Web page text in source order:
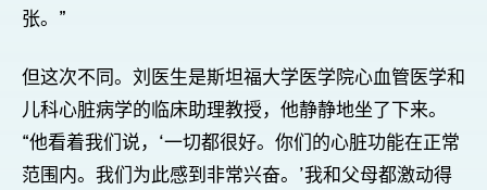
张。”
但这次不同。刘医生是斯坦福大学医学院心血管医学和
儿科心脏病学的临床助理教授，他静静地坐了下来。
“他看着我们说，‘一切都很好。你们的心脏功能在正常
范围内。我们为此感到非常兴奋。’我和父母都激动得